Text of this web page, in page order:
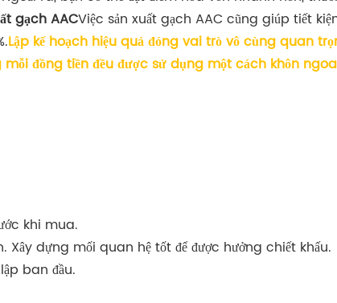
gạch AACViệc sản xuất gạch AAC cũng giúp tiết
Lập kế hoạch hiệu quả đóng vai trò vô cùng quan
đồng tiền đều được sử dụng một cách khôn
khi mua.
dựng mối quan hệ tốt để được hưởng chiết khấu.
ban đầu.